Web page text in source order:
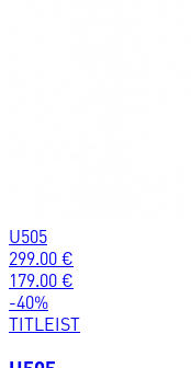
U505
299.00 €
179.00 €
-40%
TITLEIST